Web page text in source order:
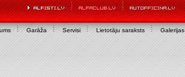
Garāža Servisi Lietotāju saraksts Galerijas